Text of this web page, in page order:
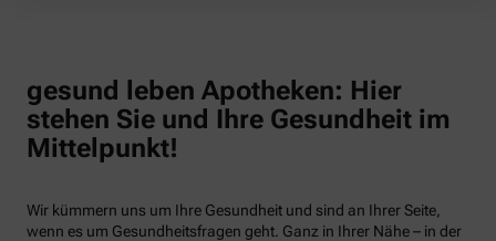
gesund leben Apotheken: Hier
stehen Sie und Ihre Gesundheit im
Mittelpunkt!
Wir kümmern uns um Ihre Gesundheit und sind an Ihrer Seite,
wenn es um Gesundheitsfragen geht. Ganz in Ihrer Nähe – in der